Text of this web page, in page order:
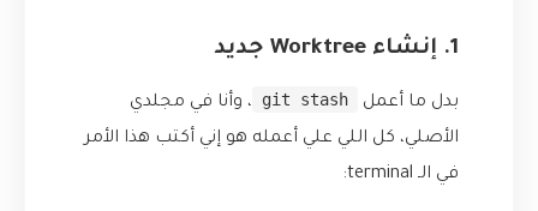
1. إنشاء Worktree جديد
بدل ما أعمل git stash
، وأنا في مجلدي
الأصلي، كل اللي علي أعمله هو إني أكتب هذا الأمر
في الـ terminal: